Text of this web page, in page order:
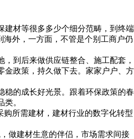
材等很多多少个细分范畴，到终端
外，一方面，不管是个别工商户仍
到后来做供应链整合、施工配套，
金政策，持久做下去。家家户户、方
的成长好光景。跟着环保政策的春
。
所需建材，建材行业的数字化转型
做建材生意的伴侣，市场需求间接